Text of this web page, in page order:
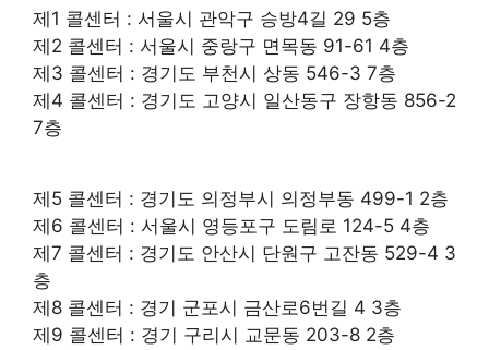
제1 콜센터 : 서울시 관악구 승방4길 29 5층
제2 콜센터 : 서울시 중랑구 면목동 91-61 4층
제3 콜센터 : 경기도 부천시 상동 546-3 7층
제4 콜센터 : 경기도 고양시 일산동구 장항동 856-2
7층
제5 콜센터 : 경기도 의정부시 의정부동 499-1 2층
제6 콜센터 : 서울시 영등포구 도림로 124-5 4층
제7 콜센터 : 경기도 안산시 단원구 고잔동 529-4 3
층
제8 콜센터 : 경기 군포시 금산로6번길 4 3층
제9 콜센터 : 경기 구리시 교문동 203-8 2층